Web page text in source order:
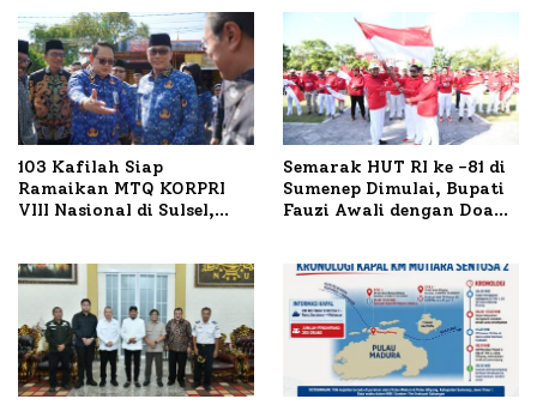
103 Kafilah Siap
Ramaikan MTQ KORPRI
VIII Nasional di Sulsel,
Semarak HUT RI ke -81 di
Sumenep Dimulai, Bupati
Fauzi Awali dengan Doa